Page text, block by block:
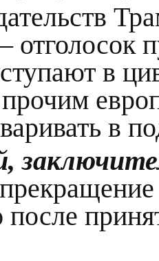
отголосок
в
в